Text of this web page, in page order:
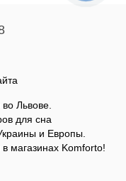
Львове.
для сна
и Европы.
магазинах Komforto!